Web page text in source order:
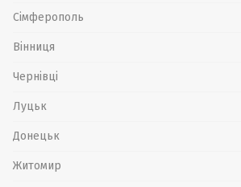
Сімферополь
Вінниця
Чернівці
Луцьк
Донецьк
Житомир